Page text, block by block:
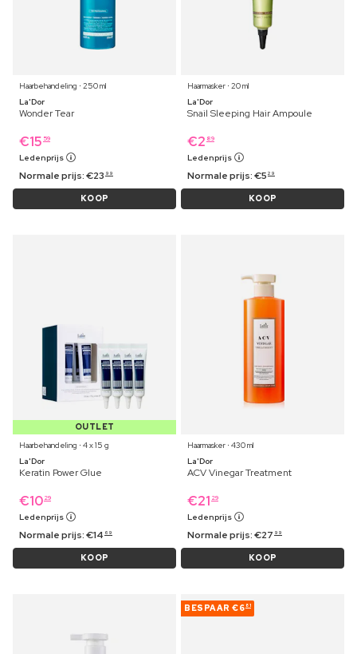
Haarbehandeling ⋅ 250 ml
La'Dor
Wonder Tear
€15 59
Ledenprijs
Normale prijs:€23 99
KOOP
Haarmasker ⋅ 20 ml
La'Dor
Snail Sleeping Hair Ampoule
€2 89
Ledenprijs
Normale prijs:€5 29
KOOP
OUTLET
Haarbehandeling ⋅ 4 x 15 g
La'Dor
Keratin Power Glue
€10 29
Ledenprijs
Normale prijs:€14 69
KOOP
Haarmasker ⋅ 430 ml
La'Dor
ACV Vinegar Treatment
€21 29
Ledenprijs
Normale prijs:€27 99
KOOP
BESPAAR €6 81